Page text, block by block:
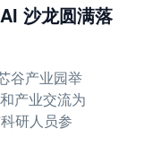
沙龙圆满落
谷产业园举
产业交流为
研人员参